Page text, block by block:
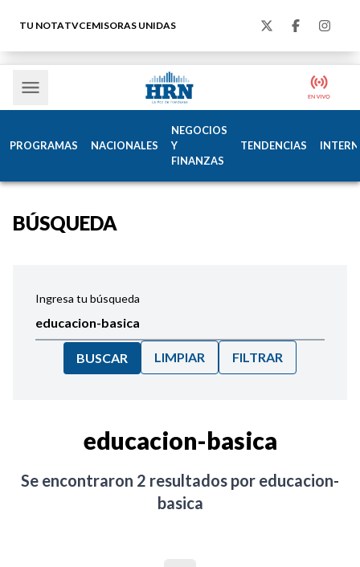
TU NOTATVCEMISORAS UNIDAS
PROGRAMAS NACIONALES
NEGOCIOS
Y
FINANZAS
TENDENCIAS
BÚSQUEDA
Ingresa tu búsqueda
BUSCAR LIMPIAR FILTRAR
educacion-basica
Se encontraron 2 resultados por educacion-
basica